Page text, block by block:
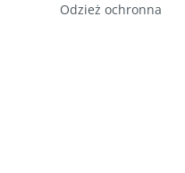
Odzież ochronna